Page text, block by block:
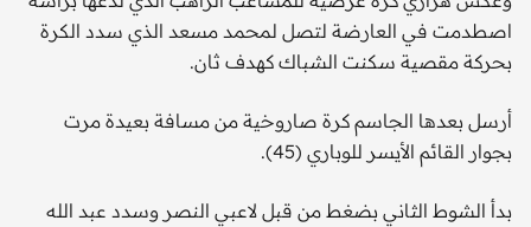
اصطدمت في العارضة لتصل لمحمد مسعد الذي سدد الكرة
بحركة مقصية سكنت الشباك كهدف ثان.
أرسل بعدها الجاسم كرة صاروخية من مسافة بعيدة مرت
بجوار القائم الأيسر للوباري (45).
بدأ الشوط الثاني بضغط من قبل لاعبي النصر وسدد عبد الله